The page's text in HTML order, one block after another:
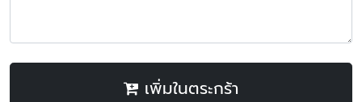
เพิ่มในตระกร้า